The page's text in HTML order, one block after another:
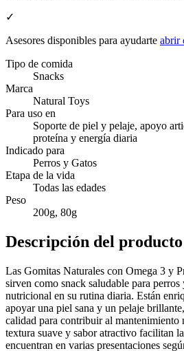
✓
Asesores disponibles para ayudarte abrir
Tipo de comida
Snacks
Marca
Natural Toys
Para uso en
Soporte de piel y pelaje, apoyo
proteína y energía diaria
Indicado para
Perros y Gatos
Etapa de la vida
Todas las edades
Peso
200g, 80g
Descripción del producto
Las Gomitas Naturales con Omega 3 y
sirven como snack saludable para
nutricional en su rutina diaria. Están
apoyar una piel sana y un pelaje
calidad para contribuir al mantenimiento
textura suave y sabor atractivo facilitan
encuentran en varias presentaciones